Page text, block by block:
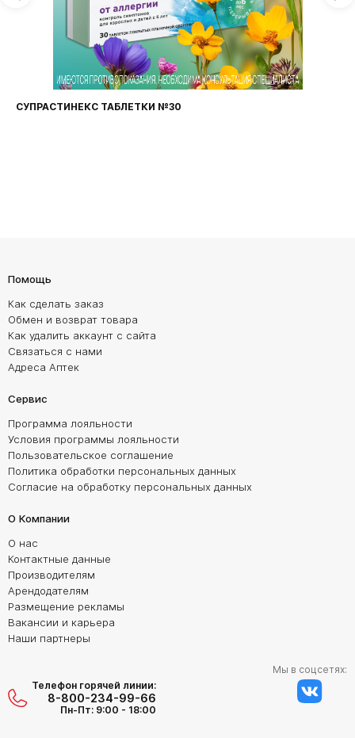
СУПРАСТИНЕКС ТАБЛЕТКИ №30
Помощь
Как сделать заказ
Обмен и возврат товара
Как удалить аккаунт с сайта
Связаться с нами
Адреса Аптек
Сервис
Программа лояльности
Условия программы лояльности
Пользовательское соглашение
Политика обработки персональных данных
Согласие на обработку персональных данных
О Компании
О нас
Контактные данные
Производителям
Арендодателям
Размещение рекламы
Вакансии и карьера
Наши партнеры
Телефон горячей линии:
8-800-234-99-66
Пн-Пт: 9:00 - 18:00
Мы в соцсетях: